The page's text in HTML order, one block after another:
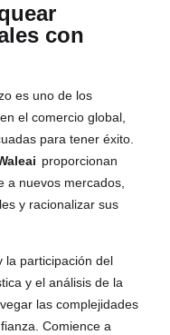
con
es uno de los
el comercio global,
para tener éxito.
proporcionan
a nuevos mercados,
y racionalizar sus
la participación del
y el análisis de la
las complejidades
Comience a